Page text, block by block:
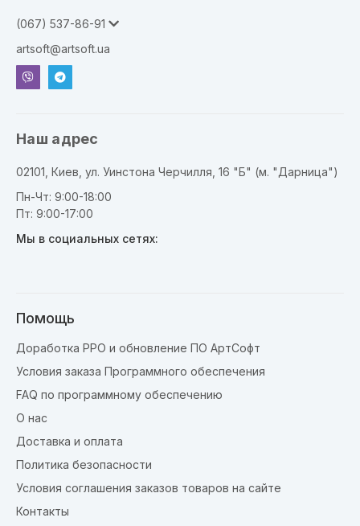
(067) 537-86-91
artsoft@artsoft.ua
Наш адрес
02101, Киев, ул. Уинстона Черчилля, 16 "Б" (м. "Дарница")
Пн-Чт: 9:00-18:00
Пт: 9:00-17:00
Мы в социальных сетях:
Помощь
Доработка РРО и обновление ПО АртСофт
Условия заказа Программного обеспечения
FAQ по программному обеспечению
О нас
Доставка и оплата
Политика безопасности
Условия соглашения заказов товаров на сайте
Контакты